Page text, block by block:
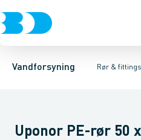
Vandforsyning Rør & fittings
Rør & fittingsKoblinger &
PE rørPE EL fittingsPE fittings
PE rør rullevarer PE rør
Uponor PE-rør 50